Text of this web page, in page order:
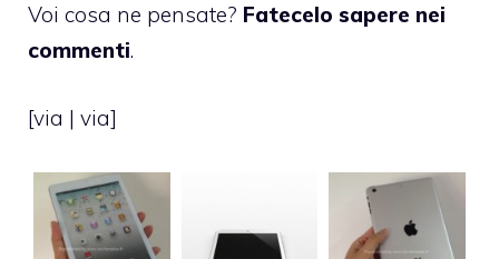
Voi cosa ne pensate? Fatecelo sapere nei
commenti.
[via | via]